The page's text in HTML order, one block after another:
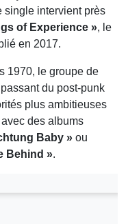
single intervient près
of Experience », le
en 2017.
1970, le groupe de
du post-punk
plus ambitieuses
des albums
Baby » ou
Behind ».